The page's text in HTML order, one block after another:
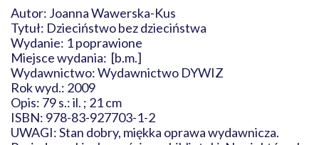
Autor: Joanna Wawerska-Kus
Tytuł: Dzieciństwo bez dzieciństwa
Wydanie: 1 poprawione
Miejsce wydania: [b.m.]
Wydawnictwo: Wydawnictwo DYWIZ
Rok wyd.: 2009
Opis: 79 s.: il. ; 21 cm
ISBN: 978-83-927703-1-2
UWAGI: Stan dobry, miękka oprawa wydawnicza.